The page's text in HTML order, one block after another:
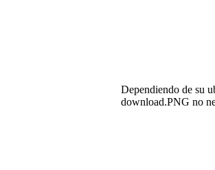
Dependiendo de su
download.PNG no